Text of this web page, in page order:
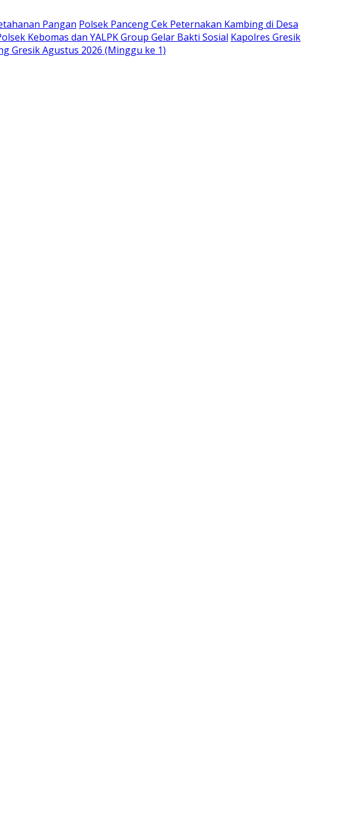
Pangan Polsek Panceng Cek Peternakan Kambing di Desa
Kebomas dan YALPK Group Gelar Bakti Sosial Kapolres Gresik
Gresik Agustus 2026 (Minggu ke 1)